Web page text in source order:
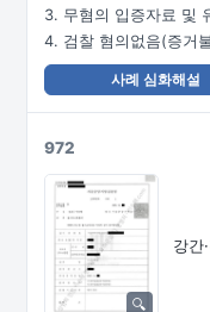
무혐의 입증자료 및
검찰 혐의없음(증거
사례 심화해설
972
강간